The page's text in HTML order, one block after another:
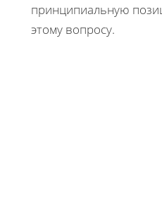
принципиальную
этому вопросу.